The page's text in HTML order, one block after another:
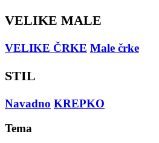
VELIKE MALE
VELIKE ČRKE Male črke
STIL
Navadno KREPKO
Tema